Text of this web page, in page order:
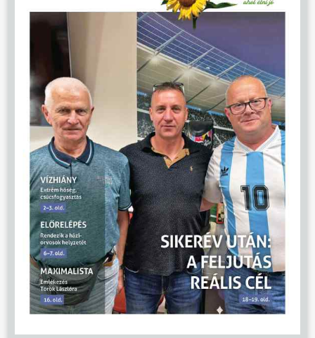
ÖNKORMÁNYZAT
ÜGYINTÉZÉS
KÖZÖSSÉG
HÍREK
VÁLASZTÁSOK